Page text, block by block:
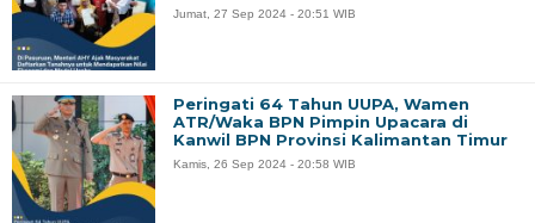
Jumat, 27 Sep 2024 - 20:51 WIB
Peringati 64 Tahun UUPA, Wamen
ATR/Waka BPN Pimpin Upacara di
Kanwil BPN Provinsi Kalimantan Timur
Kamis, 26 Sep 2024 - 20:58 WIB